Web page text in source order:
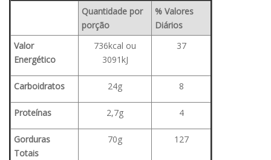
Quantidade por
porção
% Valores
Diários
Valor
Energético
736kcal ou
3091kJ
37
Carboidratos 24g 8
Proteínas 2,7g 4
Gorduras
Totais
70g 127